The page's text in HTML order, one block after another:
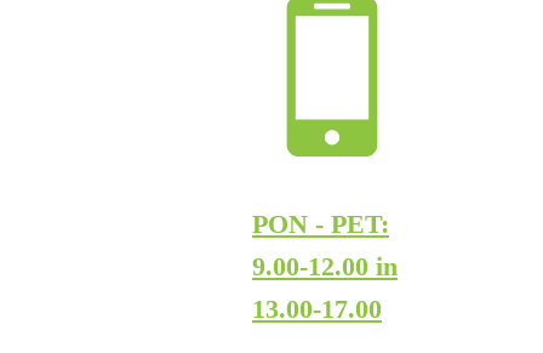
PON - PET:
9.00-12.00 in
13.00-17.00